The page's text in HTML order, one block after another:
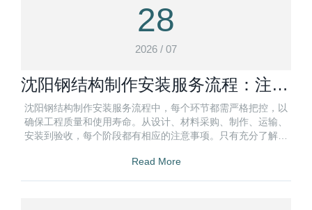
28
2026 / 07
沈阳钢结构制作安装服务流程：注意
事项盘点
沈阳钢结构制作安装服务流程中，每个环节都需严格把控，以
确保工程质量和使用寿命。从设计、材料采购、制作、运输、
安装到验收，每个阶段都有相应的注意事项。只有充分了解并
Read More